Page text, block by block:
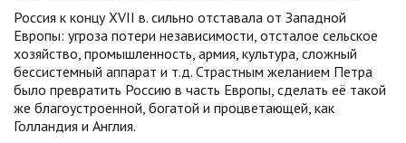
Россия к концу XVII в. сильно отставала от Западной
Европы: угроза потери независимости, отсталое сельское
хозяйство, промышленность, армия, культура, сложный
бессистемный аппарат и т.д. Страстным желанием Петра
было превратить Россию в часть Европы, сделать её такой
же благоустроенной, богатой и процветающей, как
Голландия и Англия.